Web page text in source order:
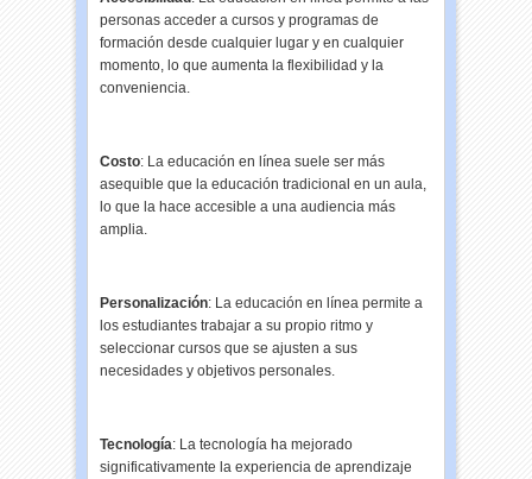
personas acceder a cursos y programas de
formación desde cualquier lugar y en cualquier
momento, lo que aumenta la flexibilidad y la
conveniencia.
Costo: La educación en línea suele ser más
asequible que la educación tradicional en un aula,
lo que la hace accesible a una audiencia más
amplia.
Personalización: La educación en línea permite a
los estudiantes trabajar a su propio ritmo y
seleccionar cursos que se ajusten a sus
necesidades y objetivos personales.
Tecnología: La tecnología ha mejorado
significativamente la experiencia de aprendizaje